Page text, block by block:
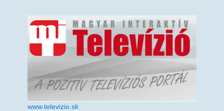
www.televizio.sk